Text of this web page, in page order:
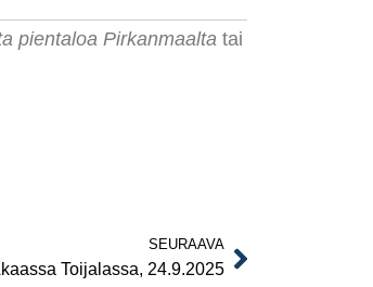
pientaloa Pirkanmaalta tai
SEURAAVA
Toijalassa, 24.9.2025Next